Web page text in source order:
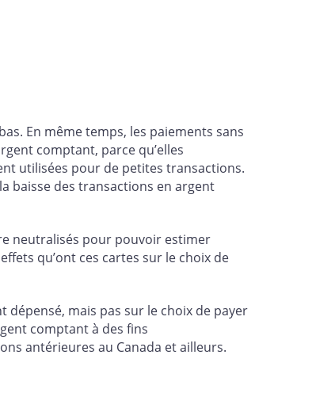
En même temps, les paiements sans
comptant, parce qu’elles
utilisées pour de petites transactions.
baisse des transactions en argent
neutralisés pour pouvoir estimer
qu’ont ces cartes sur le choix de
mais pas sur le choix de payer
comptant à des fins
antérieures au Canada et ailleurs.